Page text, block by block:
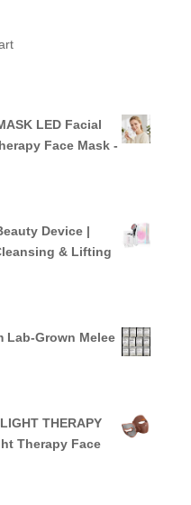
LED Facial
Face Mask -
Device |
& Lifting
Lab-Grown Melee
THERAPY
Therapy Face